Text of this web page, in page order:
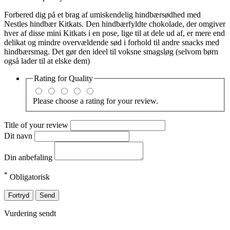
Forbered dig på et brag af umiskendelig hindbærsødhed med
Nestles hindbær Kitkats. Den hindbærfyldte chokolade, der omgiver
hver af disse mini Kitkats i en pose, lige til at dele ud af, er mere end
delikat og mindre overvældende sød i forhold til andre snacks med
hindbærsmag. Det gør den ideel til voksne smagsløg (selvom børn
også lader til at elske dem)
Rating forQuality
Please choose a rating for your review.
Title of your review
Dit navn
Din anbefaling
* Obligatorisk
Fortryd Send
Vurdering sendt